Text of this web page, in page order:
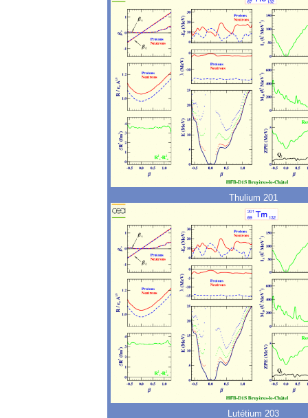
Thulium 201
Lutétium 203